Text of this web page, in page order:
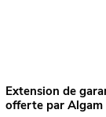
Extension de
offerte par Algam